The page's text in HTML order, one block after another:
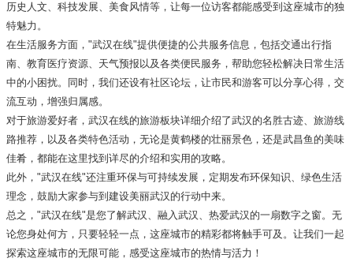
历史人文、科技发展、美食风情等，让每一位访客都能感受到这座城市的独
特魅力。
在生活服务方面，"武汉在线"提供便捷的公共服务信息，包括交通出行指
南、教育医疗资源、天气预报以及各类便民服务，帮助您轻松解决日常生活
中的小困扰。同时，我们还设有社区论坛，让市民和游客可以分享心得，交
流互动，增强归属感。
对于旅游爱好者，武汉在线的旅游板块详细介绍了武汉的名胜古迹、旅游线
路推荐，以及各类特色活动，无论是黄鹤楼的壮丽景色，还是武昌鱼的美味
佳肴，都能在这里找到详尽的介绍和实用的攻略。
此外，"武汉在线"还注重环保与可持续发展，定期发布环保知识、绿色生活
理念，鼓励大家参与到建设美丽武汉的行动中来。
总之，"武汉在线"是您了解武汉、融入武汉、热爱武汉的一扇数字之窗。无
论您身处何方，只要轻轻一点，这座城市的精彩都将触手可及。让我们一起
探索这座城市的无限可能，感受这座城市的热情与活力！